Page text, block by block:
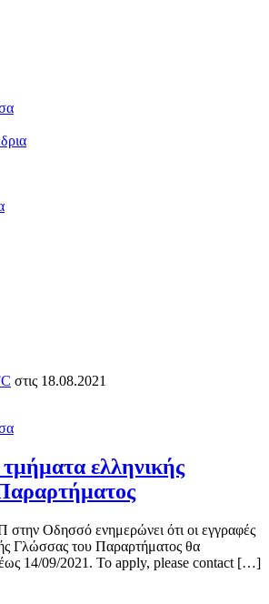
στις 18.08.2021
ελληνικής
Οδησσό ενημερώνει ότι οι εγγραφές
Γλώσσας του Παραρτήματος θα
έως 14/09/2021. To apply, please contact […]